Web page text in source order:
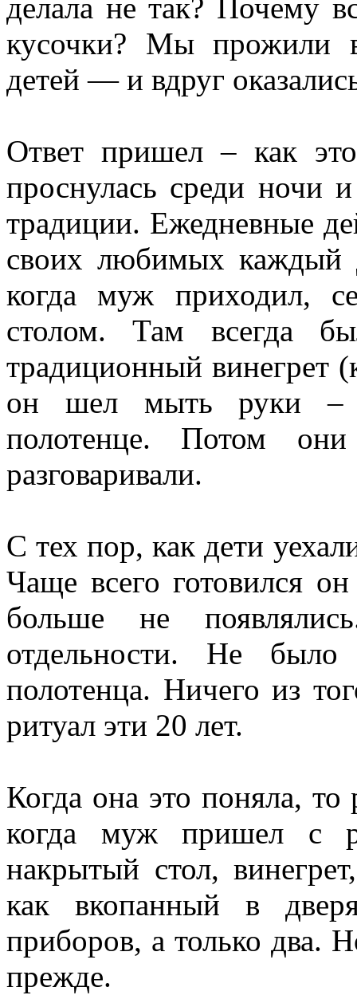
делала не так? Почему
кусочки? Мы прожили
детей — и вдруг
Ответ пришел – как
проснулась среди ночи
традиции. Ежедневные
своих любимых каждый
когда муж приходил,
столом. Там всегда
традиционный винегрет
он шел мыть руки –
полотенце. Потом
разговаривали.
С тех пор, как дети
Чаще всего готовился
больше не
отдельности. Не
полотенца. Ничего из
ритуал эти 20 лет.
Когда она это поняла,
когда муж пришел с
накрытый стол,
как вкопанный в
приборов, а только два.
прежде.